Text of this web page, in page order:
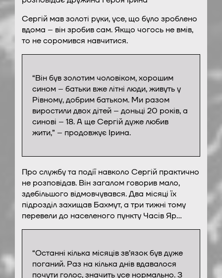
Сергій мав золоті руки, усе, що було зроблено
вдома – він зробив сам. Якщо чогось не вмів,
то не соромився навчитися.
“Він був золотим чоловіком, хорошим
сином – батьки вже літні люди, живуть у
Рівному, добрим батьком. Ми разом
виростили двох дітей – доньці 20 років, а
синові – 18. А ще Сергій дуже любив
жити,” – продовжує Ірина.
Про службу та події навколо Сергій практично
не розповідав. Він загалом говорив мало,
здебільшого відмовчувався. Два місяці їх
підрозділ захищав Бахмут, а три тижні тому
перевели до населеного пункту Часів Яр…
“Останні кілька місяців зв’язок був дуже
поганий. Раз на кілька днів вдавалося
почути голос, значить усе нормально. З